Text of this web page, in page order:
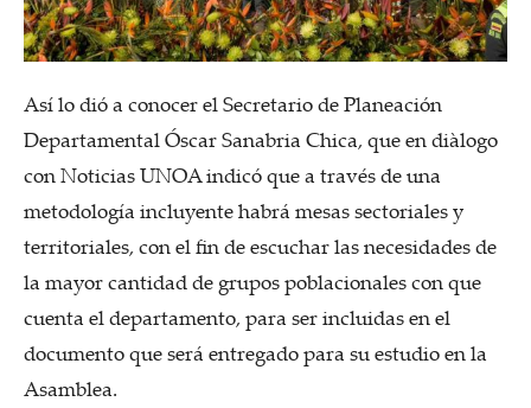
Así lo dió a conocer el Secretario de Planeación
Departamental Óscar Sanabria Chica, que en diàlogo
con Noticias UNOA indicó que a través de una
metodología incluyente habrá mesas sectoriales y
territoriales, con el fin de escuchar las necesidades de
la mayor cantidad de grupos poblacionales con que
cuenta el departamento, para ser incluidas en el
documento que será entregado para su estudio en la
Asamblea.